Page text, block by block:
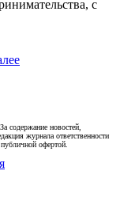
с
содержание новостей,
журнала ответственности
офертой.